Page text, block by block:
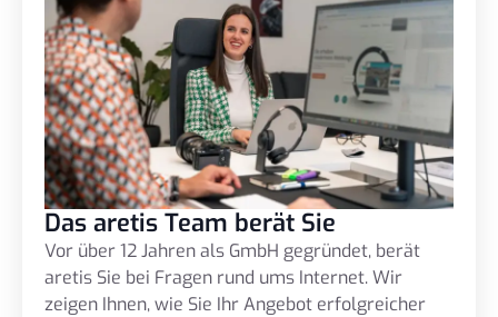
Das aretis Team berät Sie
Vor über 12 Jahren als GmbH gegründet, berät
aretis Sie bei Fragen rund ums Internet. Wir
zeigen Ihnen, wie Sie Ihr Angebot erfolgreicher